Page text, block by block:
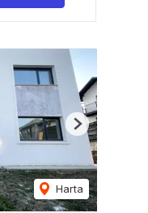
Harta
Next